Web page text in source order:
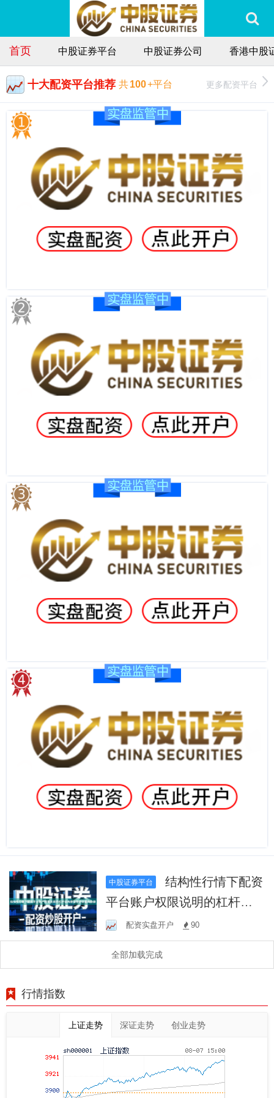
首页 中股证券平台 中股证券公司 香港中股
十大配资平台推荐 共100+平台 更多配资平台
中股证券平台
结构性行情下配资
平台账户权限说明的杠杆结
构稳定性评估面向稳健
配资实盘开户 90
全部加载完成
行情指数
上证走势 深证走势 创业走势